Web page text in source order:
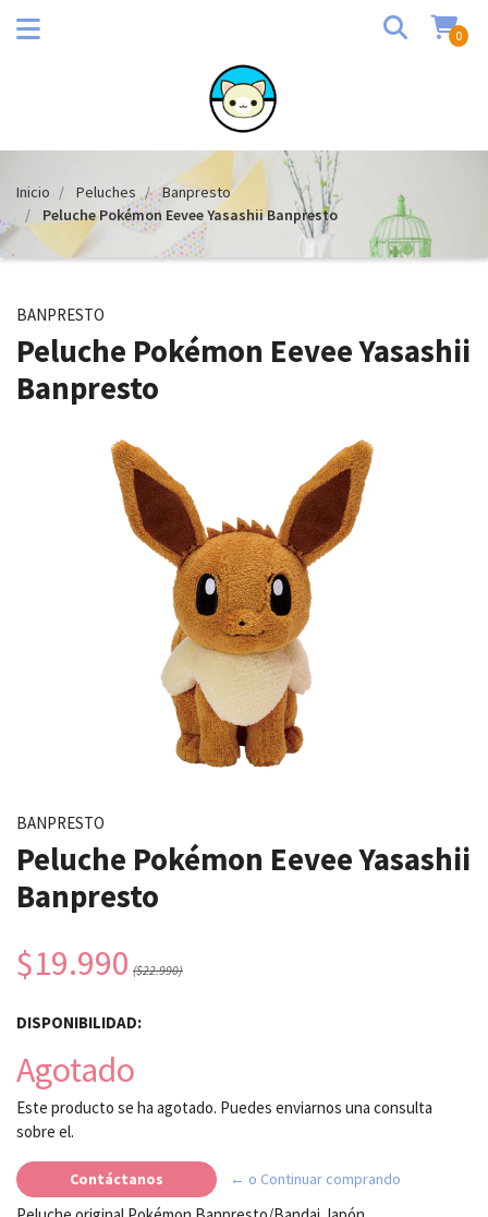
0
Inicio Peluches
Banpresto
Peluche Pokémon Eevee Yasashii Banpresto
BANPRESTO
Peluche Pokémon Eevee Yasashii
Banpresto
BANPRESTO
Peluche Pokémon Eevee Yasashii
Banpresto
$19.990 ($22.990)
DISPONIBILIDAD:
Agotado
Este producto se ha agotado. Puedes enviarnos una consulta
sobre el.
Contáctanos ← o Continuar comprando